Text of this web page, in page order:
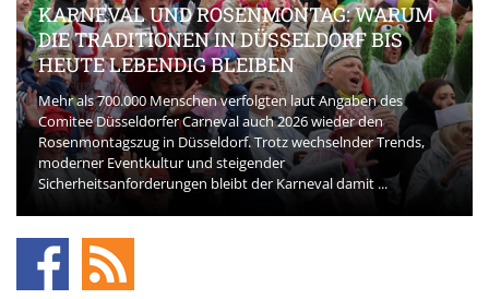
KARNEVAL UND ROSENMONTAG: WARUM
DIE TRADITIONEN IN DÜSSELDORF BIS
HEUTE LEBENDIG BLEIBEN
Mehr als 700.000 Menschen verfolgten laut Angaben des
Comitee Düsseldorfer Carneval auch 2026 wieder den
Rosenmontagszug in Düsseldorf. Trotz wechselnder Trends,
moderner Eventkultur und steigender
Sicherheitsanforderungen bleibt der Karneval damit ...